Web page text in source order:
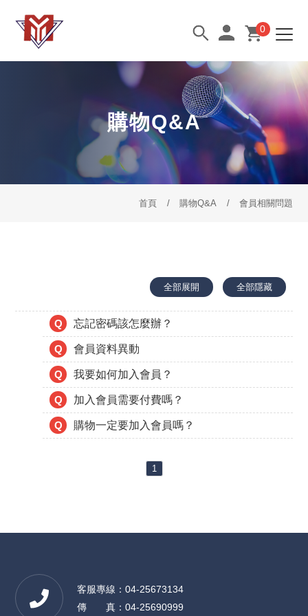
0
購物Q&A
首頁 購物Q&A 會員相關問題
全部展開 全部隱藏
Q 忘記密碼該怎麼辦？
Q 會員資料異動
Q 我要如何加入會員？
Q 加入會員需要付費嗎？
Q 購物一定要加入會員嗎？
1
客服專線：04-25673134
傳 真：04-25690999